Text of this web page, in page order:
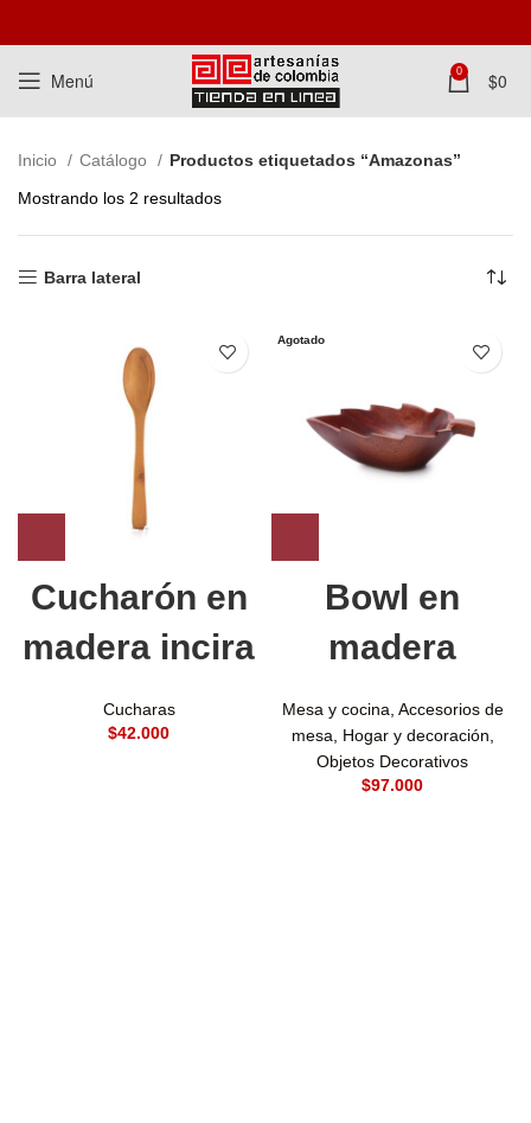
Menú 0 $0
Inicio Catálogo
Productos etiquetados “Amazonas”
Mostrando los 2 resultados
Barra lateral
Cucharón en
madera incira
Cucharas
$
Agotado
Bowl en
madera
Mesa y cocina Accesorios de
mesa
Hogar y decoración
Objetos Decorativos
$